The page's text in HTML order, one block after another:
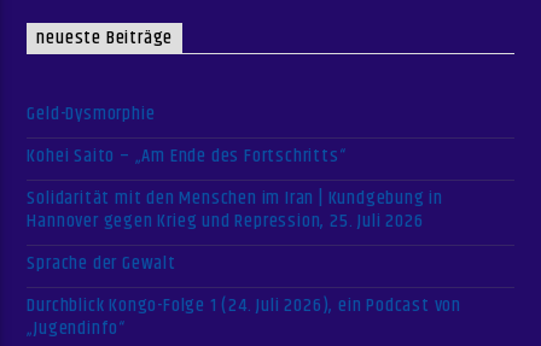
neueste Beiträge
Geld-Dysmorphie
Kohei Saito – „Am Ende des Fortschritts“
Solidarität mit den Menschen im Iran | Kundgebung in
Hannover gegen Krieg und Repression, 25. Juli 2026
Sprache der Gewalt
Durchblick Kongo-Folge 1 (24. Juli 2026), ein Podcast von
„Jugendinfo“